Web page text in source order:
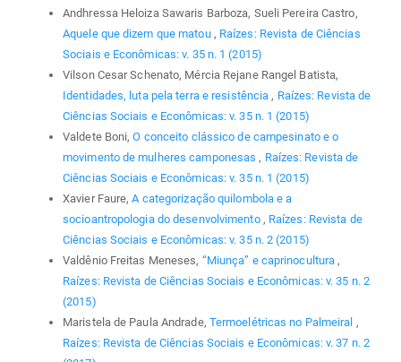
Andhressa Heloiza Sawaris Barboza, Sueli Pereira Castro,
Aquele que dizem que matou , Raízes: Revista de Ciências
Sociais e Econômicas: v. 35 n. 1 (2015)
Vilson Cesar Schenato, Mércia Rejane Rangel Batista,
Identidades, luta pela terra e resistência , Raízes: Revista de
Ciências Sociais e Econômicas: v. 35 n. 1 (2015)
Valdete Boni,O conceito clássico de campesinato e o
movimento de mulheres camponesas , Raízes: Revista de
Ciências Sociais e Econômicas: v. 35 n. 1 (2015)
Xavier Faure,A categorização quilombola e a
socioantropologia do desenvolvimento , Raízes: Revista de
Ciências Sociais e Econômicas: v. 35 n. 2 (2015)
Valdênio Freitas Meneses, “Miunça” e caprinocultura ,
Raízes: Revista de Ciências Sociais e Econômicas: v. 35 n. 2
(2015)
Maristela de Paula Andrade, Termoelétricas no Palmeiral ,
Raízes: Revista de Ciências Sociais e Econômicas: v. 37 n. 2